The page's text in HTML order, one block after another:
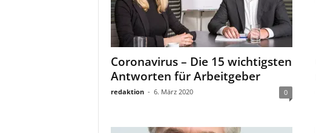
Coronavirus – Die 15 wichtigsten
Antworten für Arbeitgeber
redaktion - 6. März 2020 0